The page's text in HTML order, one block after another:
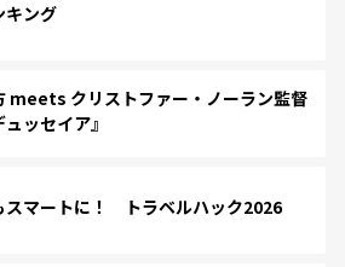
キング
meets クリストファー・ノーラン監督
ッセイア』
スマートに！ トラベルハック2026